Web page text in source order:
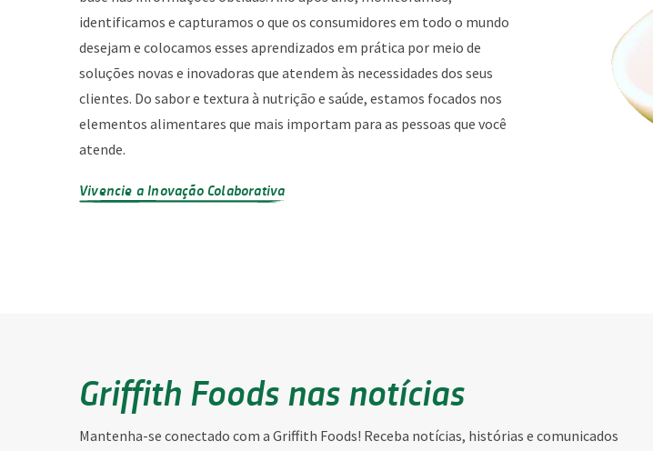
identificamos e capturamos o que os consumidores em todo o mundo
desejam e colocamos esses aprendizados em prática por meio de
soluções novas e inovadoras que atendem às necessidades dos seus
clientes. Do sabor e textura à nutrição e saúde, estamos focados nos
elementos alimentares que mais importam para as pessoas que você
atende.
Vivencie a Inovação Colaborativa
Griffith Foods nas notícias
Mantenha-se conectado com a Griffith Foods! Receba notícias, histórias e comunicados